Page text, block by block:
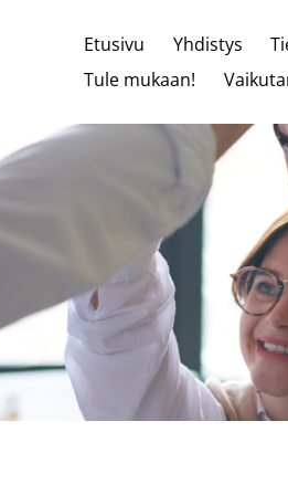
Etusivu Yhdistys
Tule mukaan!